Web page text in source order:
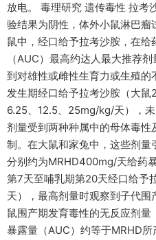
放电。 毒理研究 遗传毒性 拉考
验结果为阴性，体外小鼠淋巴
鼠中，经口给予拉考沙胺，在
（AUC）最高约达人最大推荐
到对雄性或雌性生育力或生殖
发生期经口给予拉考沙胺（大
6.25、12.5、25mg/kg/天），
剂量受到两种种属中的母体毒
制。在大鼠和家兔中，这些剂量
分别约为MRHD400mg/天给药
第7天至哺乳期第20天经口给
天），最高剂量时观察到子代
鼠围产期发育毒性的无反应剂
暴露量（AUC）约等于MRHD